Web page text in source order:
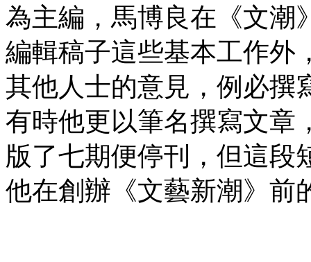
為主編，馬博良在《文潮
編輯稿子這些基本工作外
其他人士的意見，例必撰
有時他更以筆名撰寫文章
版了七期便停刊，但這段
他在創辦《文藝新潮》前